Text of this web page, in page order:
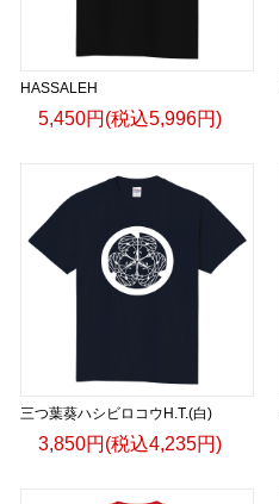
HASSALEH
5,450円(税込5,996円)
三つ葉葵ハシビロコウH.T.(白)
3,850円(税込4,235円)